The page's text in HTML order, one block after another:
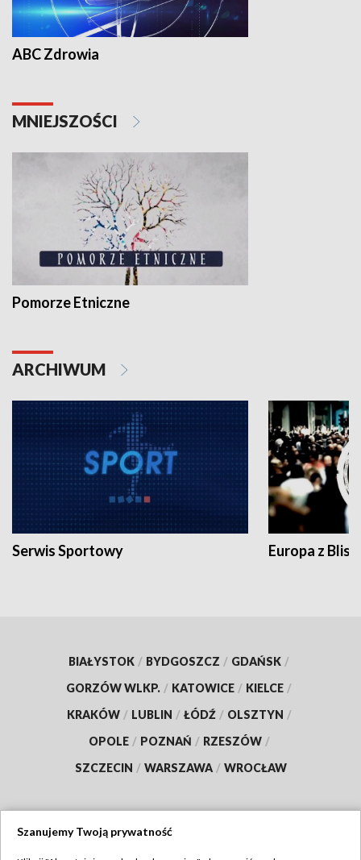
ABC Zdrowia
MNIEJSZOŚCI
Pomorze Etniczne
ARCHIWUM
Serwis Sportowy Europa z
BIAŁYSTOK / BYDGOSZCZ / GDAŃSK /
GORZÓW WLKP. / KATOWICE / KIELCE /
KRAKÓW / LUBLIN / ŁÓDŹ / OLSZTYN /
OPOLE / POZNAŃ / RZESZÓW /
SZCZECIN / WARSZAWA / WROCŁAW
Szanujemy Twoją prywatność